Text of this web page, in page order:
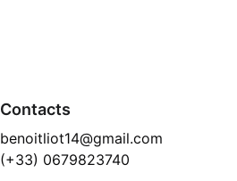
Contacts
benoitliot14@gmail.com
(+33) 0679823740